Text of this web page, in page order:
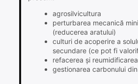
agrosilvicultura
perturbarea mecanică
(reducerea aratului)
culturi de acoperire a
secundare (ce pot fi
refacerea și
gestionarea carbonului